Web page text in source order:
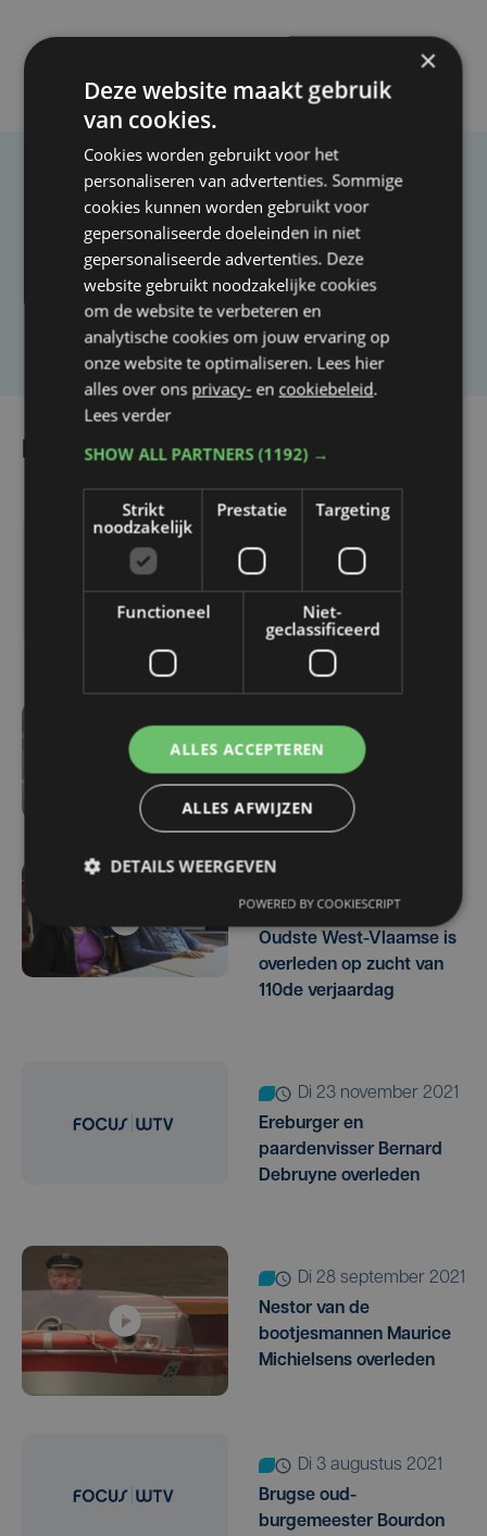
Taalfout opgemerkt?
Heb je een taal- of schrijffout opgemerkt in dit
artikel?
Laat het ons weten
Lees ook
di 9 augustus 2022
Overlijden Ignace
Crombé: "Alleen goeie
herinneringen"
di 9 augustus 2022
Organisator Ignace
Crombé (65) overleden
wo 24 november 2021
Oudste West-Vlaamse is
overleden op zucht van
110de verjaardag
di 23 november 2021
Ereburger en
paardenvisser Bernard
Debruyne overleden
di 28 september 2021
Nestor van de
bootjesmannen Maurice
Michielsens overleden
di 3 augustus 2021
Brugse oud-
burgemeester Bourdon
×
Deze website maakt gebruik
van cookies.
Cookies worden gebruikt voor het
personaliseren van advertenties. Sommige
cookies kunnen worden gebruikt voor
gepersonaliseerde doeleinden in niet
gepersonaliseerde advertenties. Deze
website gebruikt noodzakelijke cookies
om de website te verbeteren en
analytische cookies om jouw ervaring op
onze website te optimaliseren. Lees hier
alles over ons privacy- en cookiebeleid.
Lees verder
SHOW ALL PARTNERS(1192) →
Strikt
noodzakelijk
Prestatie Targeting
Functioneel
Niet-
geclassificeerd
ALLES ACCEPTEREN
ALLES AFWIJZEN
DETAILS WEERGEVEN
POWERED BY COOKIESCRIPT